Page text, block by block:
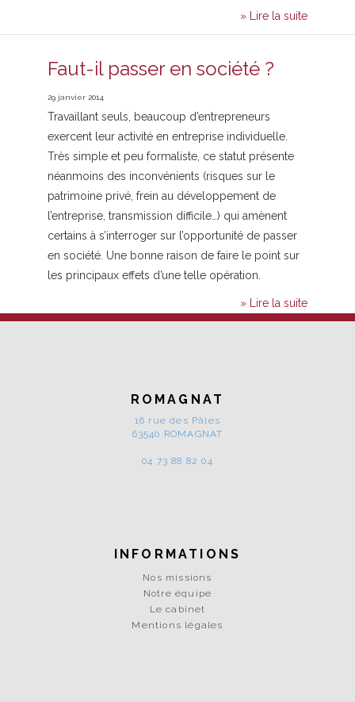
» Lire la suite
Faut-il passer en société ?
29 janvier 2014
Travaillant seuls, beaucoup d’entrepreneurs
exercent leur activité en entreprise individuelle.
Très simple et peu formaliste, ce statut présente
néanmoins des inconvénients (risques sur le
patrimoine privé, frein au développement de
l’entreprise, transmission difficile…) qui amènent
certains à s’interroger sur l’opportunité de passer
en société. Une bonne raison de faire le point sur
les principaux effets d’une telle opération.
» Lire la suite
ROMAGNAT
16 rue des Pâles
63540 ROMAGNAT
04 73 88 82 04
INFORMATIONS
Nos missions
Notre équipe
Le cabinet
Mentions légales